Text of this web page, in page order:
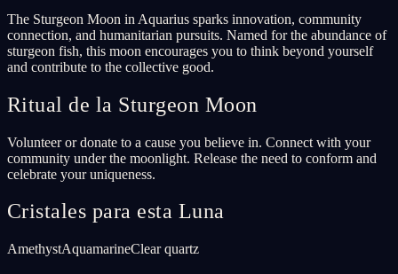
The Sturgeon Moon in Aquarius sparks innovation, community
connection, and humanitarian pursuits. Named for the abundance of
sturgeon fish, this moon encourages you to think beyond yourself
and contribute to the collective good.
Ritual de la Sturgeon Moon
Volunteer or donate to a cause you believe in. Connect with your
community under the moonlight. Release the need to conform and
celebrate your uniqueness.
Cristales para esta Luna
AmethystAquamarineClear quartz